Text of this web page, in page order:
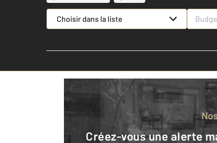
Choisir dans la liste
Créez-vous une alerte mail pour être averti quand une annonce est en ligne et consultez la